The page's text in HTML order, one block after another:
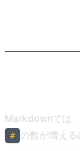
Markdownでは
# の数が増える